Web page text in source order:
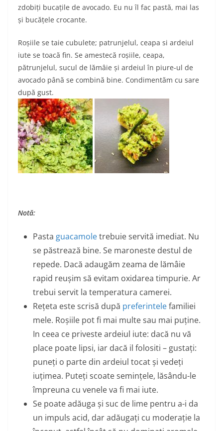
zdobiți bucațile de avocado. Eu nu îl fac pastă, mai las
și bucățele crocante.
Roșiile se taie cubulete; patrunjelul, ceapa si ardeiul
iute se toacă fin. Se amestecă roșiile, ceapa,
pătrunjelul, sucul de lămâie și ardeiul în piure-ul de
avocado până se combină bine. Condimentăm cu sare
după gust.
Notă:
Pasta guacamoletrebuie servită imediat. Nu
se păstrează bine. Se maroneste destul de
repede. Dacă adaugăm zeama de lămâie
rapid reușim să evitam oxidarea timpurie. Ar
trebui servit la temperatura camerei.
Rețeta este scrisă după preferintelefamiliei
mele. Roșiile pot fi mai multe sau mai puține.
In ceea ce priveste ardeiul iute: dacă nu vă
place poate lipsi, iar dacă il folositi – gustați:
puneți o parte din ardeiul tocat și vedeți
iuțimea. Puteți scoate semințele, lăsându-le
împreuna cu venele va fi mai iute.
Se poate adăuga și suc de lime pentru a-i da
un impuls acid, dar adăugați cu moderație la